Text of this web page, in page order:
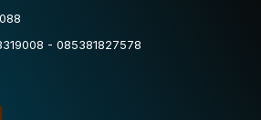
- 085381827578